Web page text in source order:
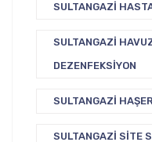
SULTANGAZI
SULTANGAZI
DEZENFEKSIYON
SULTANGAZI
SULTANGAZI SITE